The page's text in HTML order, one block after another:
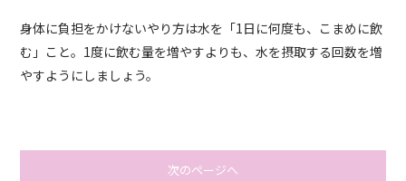
身体に負担をかけないやり方は水を「1 日に何度も、こまめに飲
む」こと。 1度に飲む量を増やすよりも、水を摂取する回数を増
やすようにしましょう。
次のページへ